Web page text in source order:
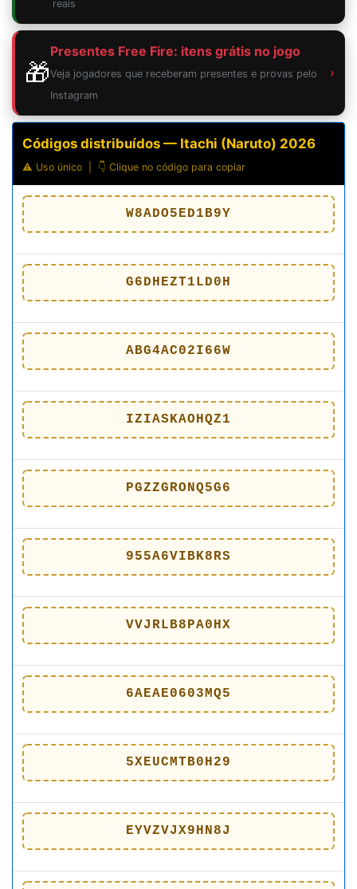
reais
🎁
Presentes Free Fire: itens grátis no jogo
Veja jogadores que receberam presentes e provas pelo
Instagram
›
Códigos distribuídos — Itachi (Naruto) 2026
⚠️ Uso único | 👇 Clique no código para copiar
W8ADO5ED1B9Y
G6DHEZT1LD0H
ABG4AC02I66W
IZIASKAOHQZ1
PGZZGRONQ5G6
955A6VIBK8RS
VVJRLB8PA0HX
6AEAE0603MQ5
5XEUCMTB0H29
EYVZVJX9HN8J